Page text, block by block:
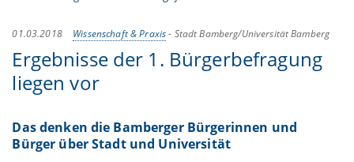
01.03.2018 Wissenschaft & Praxis- Stadt Bamberg/Universität Bamberg
Ergebnisse der 1. Bürgerbefragung
liegen vor
Das denken die Bamberger Bürgerinnen und
Bürger über Stadt und Universität